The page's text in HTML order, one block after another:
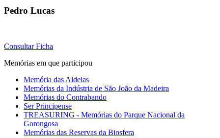
Pedro Lucas
Consultar Ficha
Memórias em que participou
Memória das Aldeias
Memórias da Indústria de São João da Madeira
Memórias do Contrabando
Ser Principense
TREASURING - Memórias do Parque Nacional da
Gorongosa
Memórias das Reservas da Biosfera